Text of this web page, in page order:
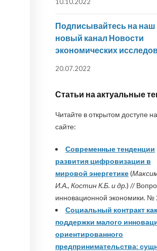
10.10.2022
Подписывайтесь на наш
новый канал Новости
экономических
20.07.2022
Статьи на актуальные
Читайте в открытом доступе
сайте:
Современные тенденции
развития цифровизации в
мировой энергетике(
И.А., Костин К.Б. и др.) //
инновационной экономики. №
Социальный контракт
поддержки малого
ориентированного
предпринимательства: